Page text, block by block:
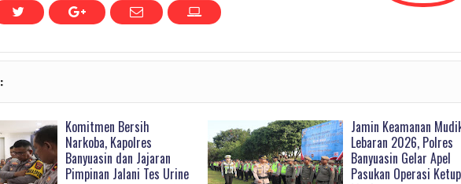
Komitmen Bersih
Narkoba, Kapolres
Banyuasin dan Jajaran
Pimpinan Jalani Tes Urine
Jamin Keamanan
Lebaran 2026, Polres
Banyuasin Gelar Apel
Pasukan Operasi